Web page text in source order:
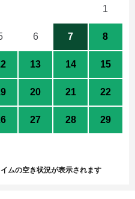
1
6 7 8
13 14 15
20 21 22
27 28 29
ムの空き状況が表示されます